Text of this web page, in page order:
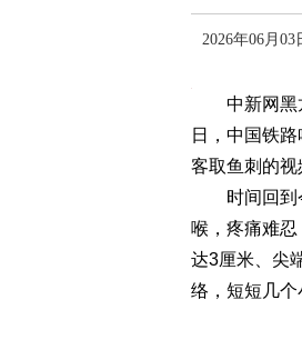
2026年06月03
中新网黑龙
日，中国铁
客取鱼刺的视
时间回到今
喉，疼痛难
达3厘米、尖
络，短短几个